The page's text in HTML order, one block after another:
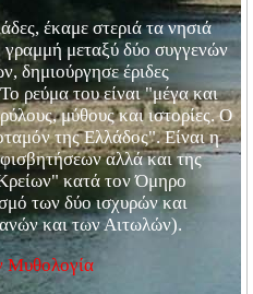
έκαμε στεριά τα νησιά
γραμμή μεταξύ δύο συγγενών
δημιούργησε έριδες
ρεύμα του είναι "μέγα και
μύθους και ιστορίες. Ο
της Ελλάδος". Είναι η
αλλά και της
κατά τον Όμηρο
των δύο ισχυρών και
και των Αιτωλών).
Μυθολογία